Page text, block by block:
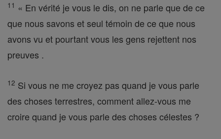
11 « En vérité je vous le dis, on ne parle que de ce
que nous savons et seul témoin de ce que nous
avons vu et pourtant vous les gens rejettent nos
preuves .
12 Si vous ne me croyez pas quand je vous parle
des choses terrestres, comment allez-vous me
croire quand je vous parle des choses célestes ?